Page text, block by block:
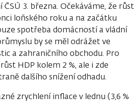
3. března. Očekáváme, že růst
loňského roku a na začátku
spotřeba domácností a vládní
by se měl odrážet ve
a zahraničního obchodu. Pro
HDP kolem 2 %, ale i zde
dalšího snížení odhadu.
zrychlení inflace v lednu (3,6 %